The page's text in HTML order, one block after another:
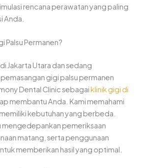
rencana perawatan yang paling
Anda.
Palsu Permanen?
Jakarta Utara dan sedang
gigi palsu permanen
Dental Clinic sebagaiklinik gigi di
membantu Anda. Kami memahami
kebutuhan yang berbeda.
mengedepankan pemeriksaan
matang, serta penggunaan
memberikan hasil yang optimal.